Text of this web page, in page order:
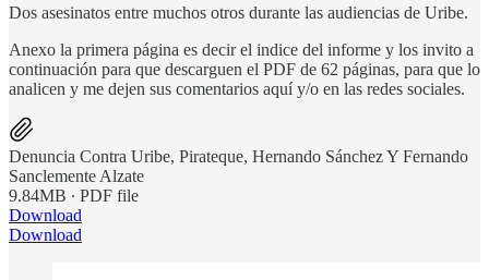
Dos asesinatos entre muchos otros durante las audiencias de Uribe.
Anexo la primera página es decir el indice del informe y los invito a
continuación para que descarguen el PDF de 62 páginas, para que lo
analicen y me dejen sus comentarios aquí y/o en las redes sociales.
Denuncia Contra Uribe, Pirateque, Hernando Sánchez Y Fernando
Sanclemente Alzate
9.84MB ∙ PDF file
Download
Download